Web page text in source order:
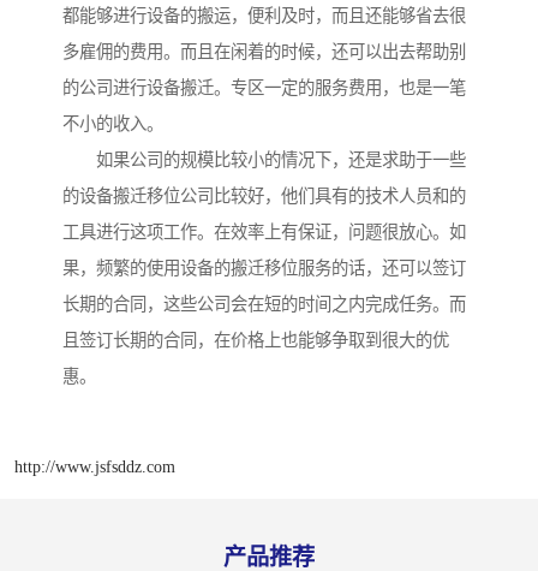
都能够进行设备的搬运，便利及时，而且还能够省去很
多雇佣的费用。而且在闲着的时候，还可以出去帮助别
的公司进行设备搬迁。专区一定的服务费用，也是一笔
不小的收入。
如果公司的规模比较小的情况下，还是求助于一些
的设备搬迁移位公司比较好，他们具有的技术人员和的
工具进行这项工作。在效率上有保证，问题很放心。如
果，频繁的使用设备的搬迁移位服务的话，还可以签订
长期的合同，这些公司会在短的时间之内完成任务。而
且签订长期的合同，在价格上也能够争取到很大的优
惠。
http://www.jsfsddz.com
产品推荐